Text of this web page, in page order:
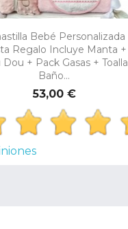
Bebé Personalizada
Regalo Incluye Manta +
Dou + Pack Gasas + Toalla
Baño...
Precio
53,00 €